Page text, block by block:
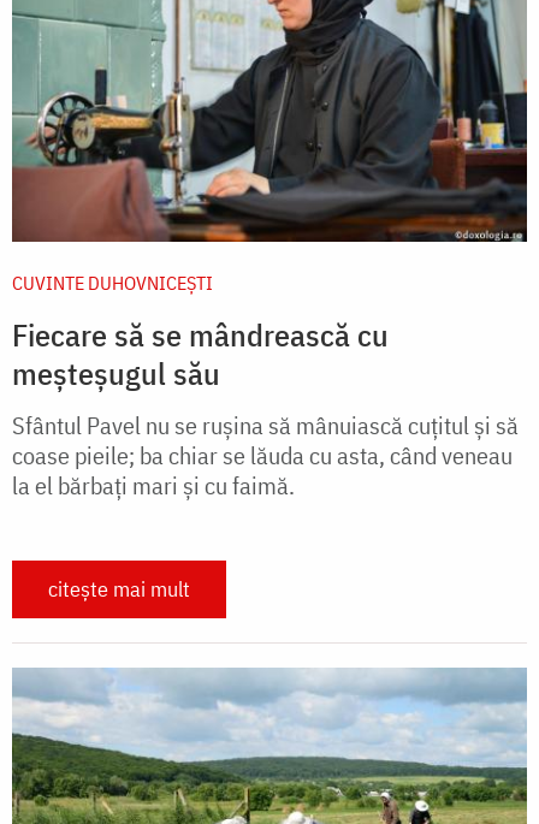
CUVINTE DUHOVNICEȘTI
Fiecare să se mândrească cu
meşteşugul său
Sfântul Pavel nu se ruşina să mânuiască cuţitul şi să
coase pieile; ba chiar se lăuda cu asta, când veneau
la el bărbaţi mari şi cu faimă.
citește mai mult